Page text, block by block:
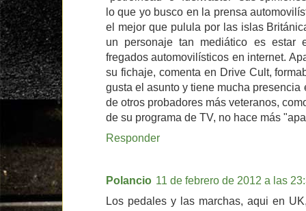
lo que yo busco en la prensa
el mejor que pulula por las islas
un personaje tan mediático es
fregados automovilísticos en internet.
su fichaje, comenta en Drive Cult,
gusta el asunto y tiene mucha
de otros probadores más veteranos,
de su programa de TV, no hace más
Responder
Polancio 11 de febrero de 2012 a las
Los pedales y las marchas, aqui en